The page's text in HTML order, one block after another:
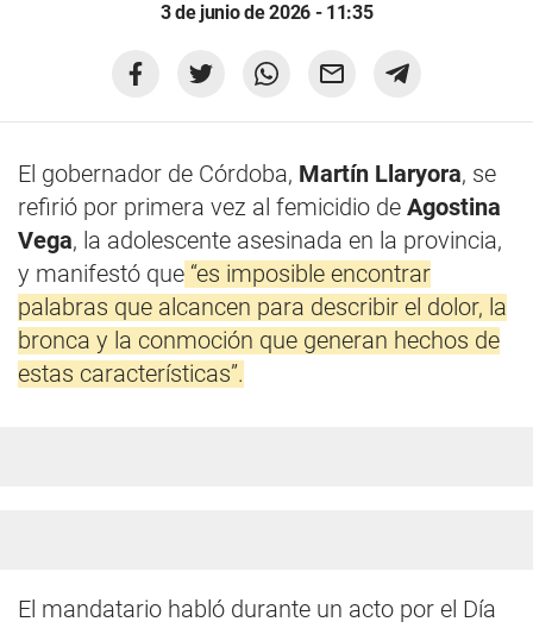
3 de junio de 2026 - 11:35
El gobernador de Córdoba, Martín Llaryora, se
refirió por primera vez al femicidio de Agostina
Vega, la adolescente asesinada en la provincia,
y manifestó que “es imposible encontrar
palabras que alcancen para describir el dolor, la
bronca y la conmoción que generan hechos de
estas características”.
El mandatario habló durante un acto por el Día